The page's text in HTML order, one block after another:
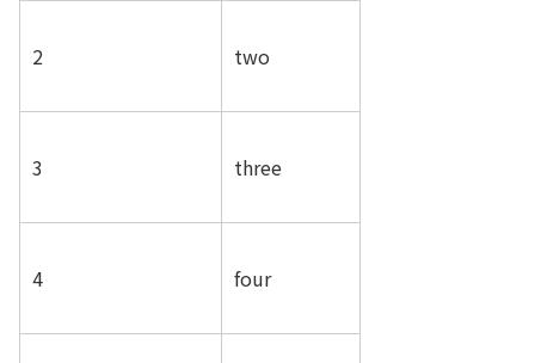
2 two
3 three
4 four